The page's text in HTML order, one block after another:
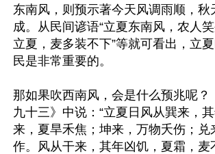
东南风，则预示著今天风调雨顺，秋
成。从民间谚语“立夏东南风，农人笑
立夏，麦多装不下”等就可看出，立
民是非常重要的。
那如果吹西南风，会是什么预兆呢？
九十三》中说：“立夏日风从巽来，
来，夏旱禾焦；坤来，万物夭伤；兑
作。风从干来，其年凶饥，夏霜，麦